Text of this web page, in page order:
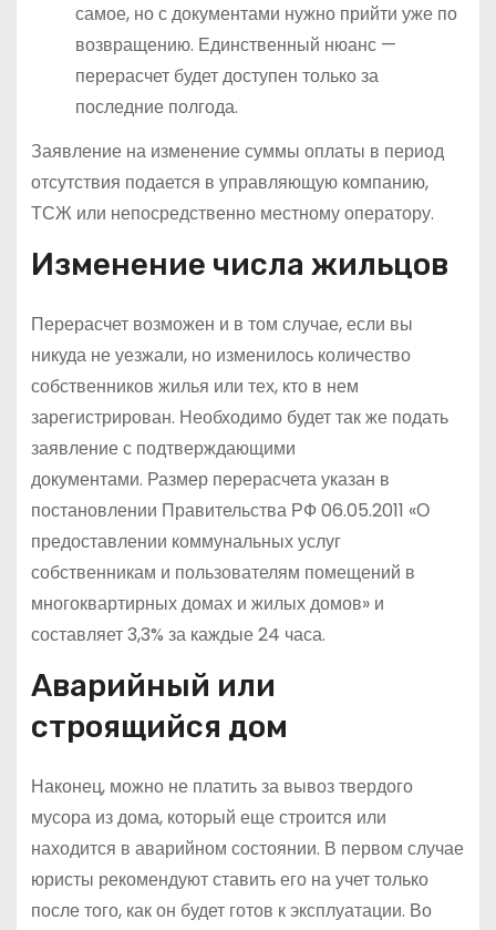
самое, но с документами нужно прийти уже по
возвращению. Единственный нюанс —
перерасчет будет доступен только за
последние полгода.
Заявление на изменение суммы оплаты в период
отсутствия подается в управляющую компанию,
ТСЖ или непосредственно местному оператору.
Изменение числа жильцов
Перерасчет возможен и в том случае, если вы
никуда не уезжали, но изменилось количество
собственников жилья или тех, кто в нем
зарегистрирован. Необходимо будет так же подать
заявление с подтверждающими
документами. Размер перерасчета указан в
постановлении Правительства РФ 06.05.2011 «О
предоставлении коммунальных услуг
собственникам и пользователям помещений в
многоквартирных домах и жилых домов» и
составляет 3,3% за каждые 24 часа.
Аварийный или
строящийся дом
Наконец, можно не платить за вывоз твердого
мусора из дома, который еще строится или
находится в аварийном состоянии. В первом случае
юристы рекомендуют ставить его на учет только
после того, как он будет готов к эксплуатации. Во